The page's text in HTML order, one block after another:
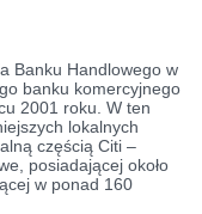
Banku Handlowego w
banku komercyjnego
2001 roku. W ten
lokalnych
częścią Citi –
posiadającej około
w ponad 160